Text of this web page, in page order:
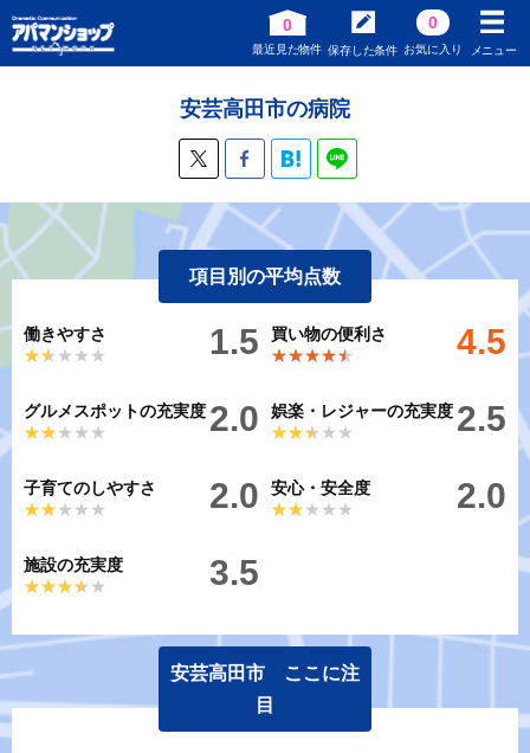
0
最近見た物件 保存した条件
0
お気に入り メニュー
安芸高田市の病院
項目別の平均点数
働きやすさ
★★★★★
★★★★★ 1.5
買い物の便利さ
★★★★★
★★★★★ 4.5
グルメスポットの充実度
★★★★★
★★★★★ 2.0
娯楽・レジャーの充実度
★★★★★
★★★★★ 2.5
子育てのしやすさ
★★★★★
★★★★★ 2.0
安心・安全度
★★★★★
★★★★★ 2.0
施設の充実度
★★★★★
★★★★★ 3.5
安芸高田市 ここに注
目